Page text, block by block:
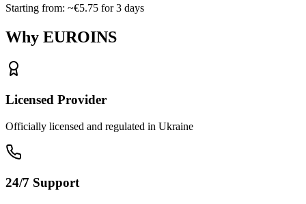
Starting from: ~€5.75 for 3 days
Why EUROINS
Licensed Provider
Officially licensed and regulated in Ukraine
24/7 Support